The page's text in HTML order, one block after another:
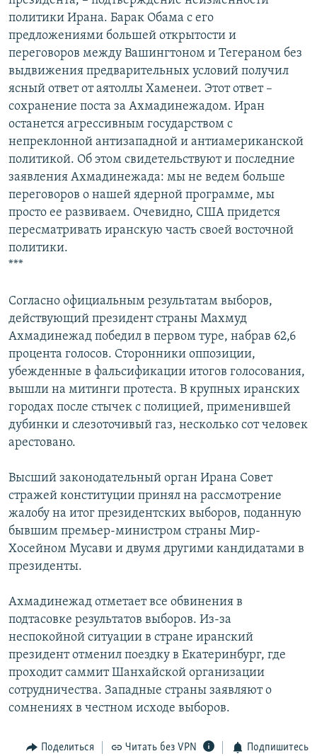
политики Ирана. Барак Обама с его
предложениями большей открытости и
переговоров между Вашингтоном и Тегераном без
выдвижения предварительных условий получил
ясный ответ от аятоллы Хаменеи. Этот ответ –
сохранение поста за Ахмадинежадом. Иран
останется агрессивным государством с
непреклонной антизападной и антиамериканской
политикой. Об этом свидетельствуют и последние
заявления Ахмадинежада: мы не ведем больше
переговоров о нашей ядерной программе, мы
просто ее развиваем. Очевидно, США придется
пересматривать иранскую часть своей восточной
политики.
***
Согласно официальным результатам выборов,
действующий президент страны Махмуд
Ахмадинежад победил в первом туре, набрав 62,6
процента голосов. Сторонники оппозиции,
убежденные в фальсификации итогов голосования,
вышли на митинги протеста. В крупных иранских
городах после стычек с полицией, применившей
дубинки и слезоточивый газ, несколько сот человек
арестовано.
Высший законодательный орган Ирана Совет
стражей конституции принял на рассмотрение
жалобу на итог президентских выборов, поданную
бывшим премьер-министром страны Мир-
Хосейном Мусави и двумя другими кандидатами в
президенты.
Ахмадинежад отметает все обвинения в
подтасовке результатов выборов. Из-за
неспокойной ситуации в стране иранский
президент отменил поездку в Екатеринбург, где
проходит саммит Шанхайской организации
сотрудничества. Западные страны заявляют о
сомнениях в честном исходе выборов.
Поделиться Читать без VPN Подпишитесь